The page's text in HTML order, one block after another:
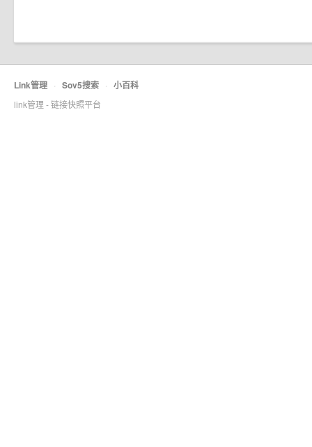
Link管理 · Sov5搜索 · 小百科
link管理 - 链接快照平台